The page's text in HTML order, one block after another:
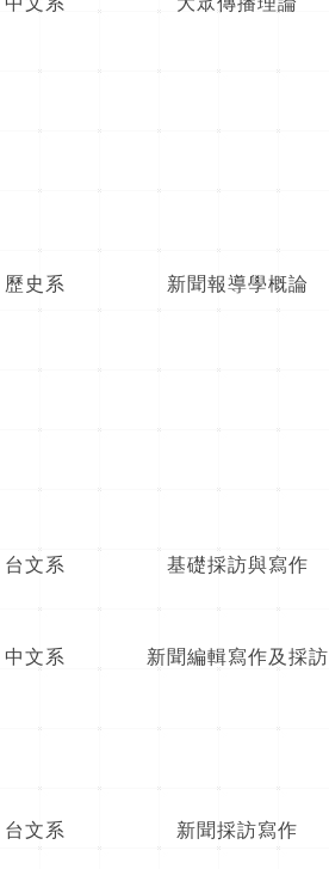
歷史系 新聞報導學概論
台文系 基礎採訪與寫作
中文系 新聞編輯寫作及採訪
台文系 新聞採訪寫作